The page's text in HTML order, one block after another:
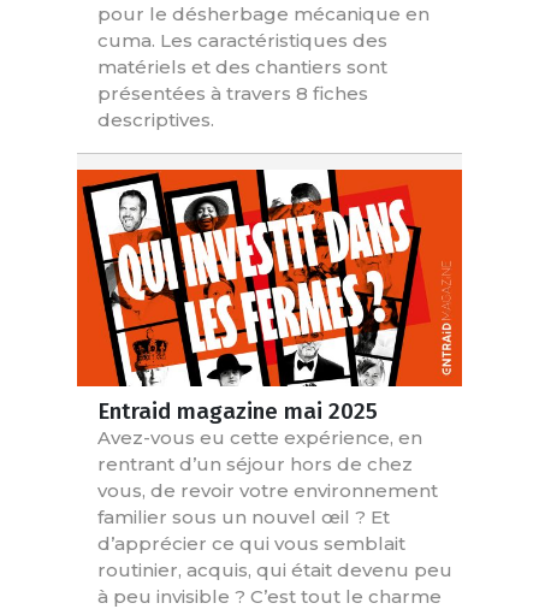
pour le désherbage mécanique en
cuma. Les caractéristiques des
matériels et des chantiers sont
présentées à travers 8 fiches
descriptives.
Entraid magazine mai 2025
Avez-vous eu cette expérience, en
rentrant d’un séjour hors de chez
vous, de revoir votre environnement
familier sous un nouvel œil ? Et
d’apprécier ce qui vous semblait
routinier, acquis, qui était devenu peu
à peu invisible ? C’est tout le charme